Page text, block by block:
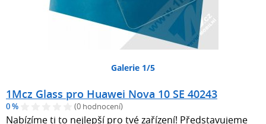
Galerie 1/5
1Mcz Glass pro Huawei Nova 10 SE 40243
0 % (0 hodnocení)
Nabízíme ti to nejlepší pro tvé zařízení! Představujeme